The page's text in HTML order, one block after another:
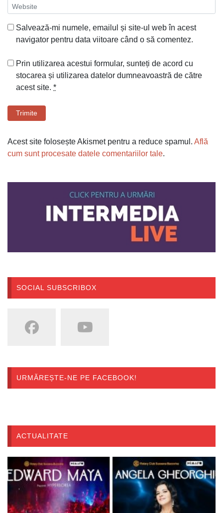
Salvează-mi numele, emailul și site-ul web în acest
navigator pentru data viitoare când o să comentez.
Prin utilizarea acestui formular, sunteți de acord cu
stocarea și utilizarea datelor dumneavoastră de către
acest site. *
Trimite
Acest site folosește Akismet pentru a reduce spamul. Află
cum sunt procesate datele comentariilor tale.
SOCIAL SUBSCRIBOX
URMĂREȘTE-NE PE FACEBOOK!
ACTUALITATE